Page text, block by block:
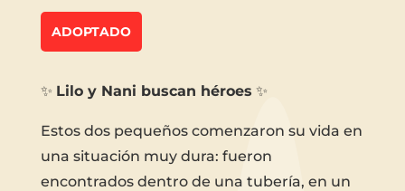
ADOPTADO
✨ Lilo y Nani buscan héroes ✨
Estos dos pequeños comenzaron su vida en
una situación muy dura: fueron
encontrados dentro de una tubería, en un